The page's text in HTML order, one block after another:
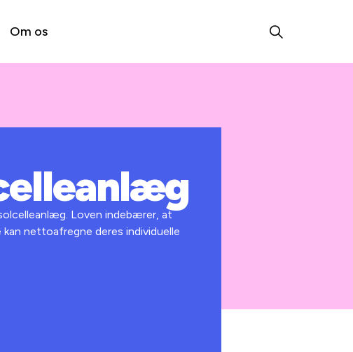
Om os
Loven indebærer, at
kan nettoafregne deres individuelle